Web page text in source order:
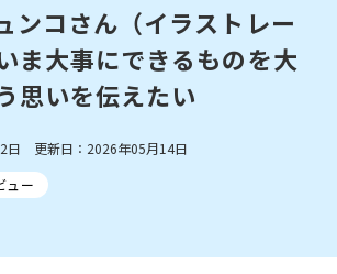
下越
上越
閉店
休業 開店まとめ
新潟市・閉店
長岡市・開店
越市・開店
ラーメン・閉店
現地レポート
洋食
祭り・伝統行事
ライブ・コンサート
プ
住宅メーカー・工務
店
ー・県産
レル・雑貨
整体
スキー場
リユース・買取
記事
キング 新潟人
キャンペーン
まとめ
ール・
ドラッグストア・ホーム
センター
生活サービス
ンコさん（イラストレー
ま大事にできるものを大
思いを伝えたい
日 更新日：2026年05月14日
ュー